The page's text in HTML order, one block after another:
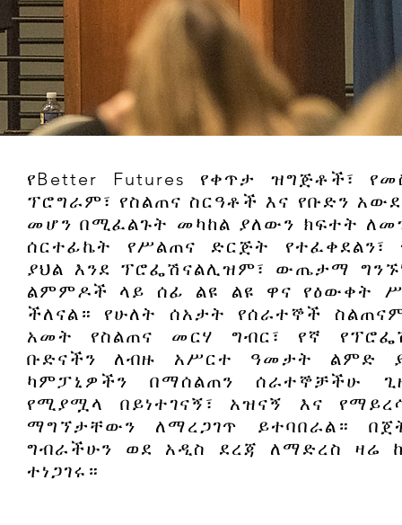
የBetter Futures የቀጥታ ዝግጅቶች፣
ፕሮግራም፣ የስልጠና ስርዓቶች እና የቡድን
መሆን በሚፈልጉት መካከል ያለውን ክፍተት
ሰርተፊኬት የሥልጠና ድርጅት
ያህል እንደ ፕሮፌሽናልሊዝም፣ ውጤታማ
ልምምዶች ላይ ሰፊ ልዩ ልዩ ዋና የዕውቀት
ችለናል። የሁለት ሰአታት የሰራተኞች
አመት የስልጠና መርሃ ግብር፣ የኛ
ቡድናችን ለብዙ አሥርተ ዓመታት ልምድ
ካምፓኒዎችን በማሰልጠን ሰራተኞቻችሁ
የሚያሟላ በይነተገናኝ፣ አዝናኝ እና
ማግኘታቸውን ለማረጋገጥ ይተባበራል።
ግብራችሁን ወደ አዲስ ደረጃ ለማድረስ ዛሬ
ተነጋገሩ።